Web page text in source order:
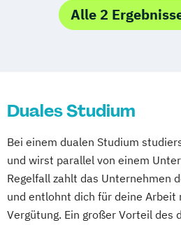
Tourismusmanagement
Alle 2
Duales Studium
Bei einem dualen Studium
und wirst parallel von einem
Regelfall zahlt das Unternehmen
und entlohnt dich für deine Arbeit
Vergütung. Ein großer Vorteil des